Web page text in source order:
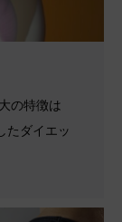
の特徴は
たダイエッ